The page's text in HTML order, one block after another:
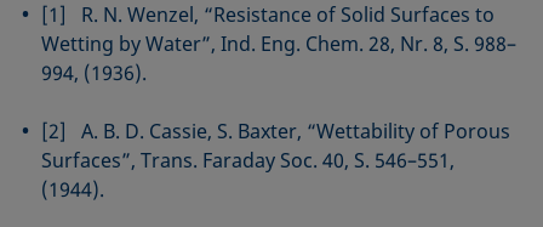
[1] R. N. Wenzel, “Resistance of Solid Surfaces to
Wetting by Water”, Ind. Eng. Chem. 28, Nr. 8, S. 988–
994, (1936).
[2] A. B. D. Cassie, S. Baxter, “Wettability of Porous
Surfaces”, Trans. Faraday Soc. 40, S. 546–551,
(1944).